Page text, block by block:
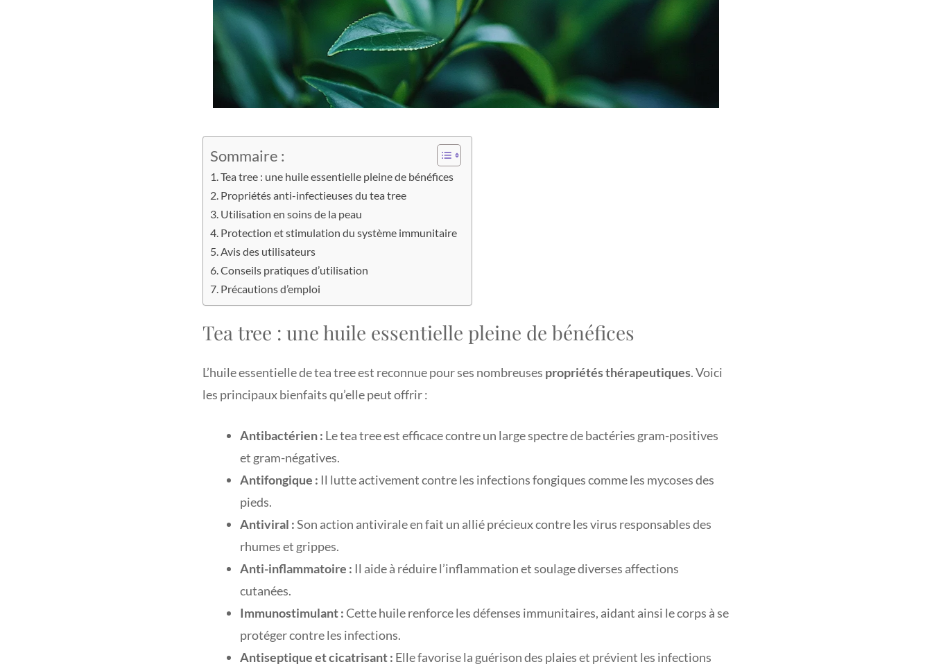
Sommaire :
Tea tree : une huile essentielle pleine de bénéfices
Propriétés anti-infectieuses du tea tree
Utilisation en soins de la peau
Protection et stimulation du système immunitaire
Avis des utilisateurs
Conseils pratiques d’utilisation
Précautions d’emploi
Tea tree : une huile essentielle pleine de bénéfices
L’huile essentielle de tea tree est reconnue pour ses nombreuses propriétés thérapeutiques. Voici
les principaux bienfaits qu’elle peut offrir :
Antibactérien : Le tea tree est efficace contre un large spectre de bactéries gram-positives
et gram-négatives.
Antifongique : Il lutte activement contre les infections fongiques comme les mycoses des
pieds.
Antiviral :Son action antivirale en fait un allié précieux contre les virus responsables des
rhumes et grippes.
Anti-inflammatoire : Il aide à réduire l’inflammation et soulage diverses affections
cutanées.
Immunostimulant :Cette huile renforce les défenses immunitaires, aidant ainsi le corps à se
protéger contre les infections.
Antiseptique et cicatrisant : Elle favorise la guérison des plaies et prévient les infections